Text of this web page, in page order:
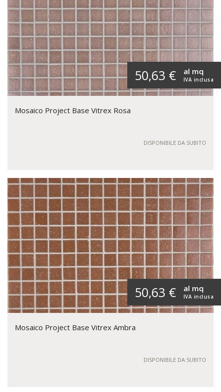
50,63 € IVA inclusa
al mq
Mosaico Project Base Vitrex Rosa
DISPONIBILE DA SUBITO
50,63 € IVA inclusa
al mq
Mosaico Project Base Vitrex Ambra
DISPONIBILE DA SUBITO